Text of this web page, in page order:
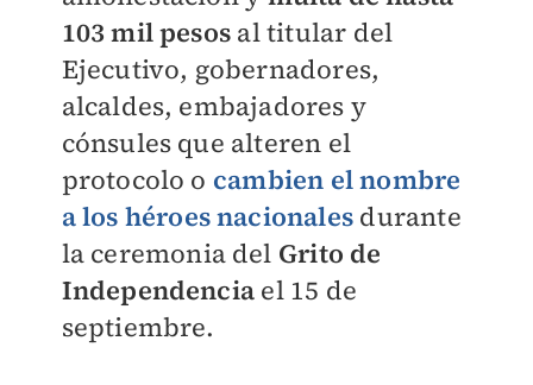
103 mil pesos al titular del
Ejecutivo, gobernadores,
alcaldes, embajadores y
cónsules que alteren el
protocolo o cambien el nombre
a los héroes nacionales durante
la ceremonia del Grito de
Independencia el 15 de
septiembre.